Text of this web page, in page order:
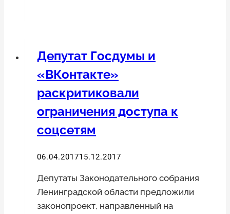
что
может
российским
ведомствам
требовать
данные
Депутат Госдумы и
«ВКонтакте»
раскритиковали
ограничения доступа к
соцсетям
06.04.201715.12.2017
Депутаты Законодательного собрания
Ленинградской области предложили
законопроект, направленный на